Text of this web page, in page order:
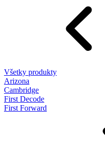
Všetky produkty
Arizona
Cambridge
First Decode
First Forward